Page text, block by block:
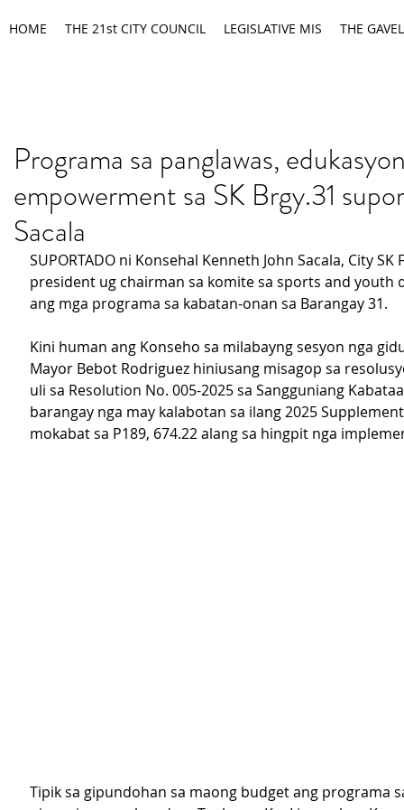
HOME THE 21st CITY COUNCIL LEGISLATIVE MIS THE GAVEL
Programa sa panglawas,
empowerment sa SK Brgy.31
Sacala
SUPORTADO ni Konsehal Kenneth John Sacala, City
president ug chairman sa komite sa sports and youth
ang mga programa sa kabatan-onan sa Barangay 31.
Kini human ang Konseho sa milabayng sesyon nga
Mayor Bebot Rodriguez hiniusang misagop sa
uli sa Resolution No. 005-2025 sa Sangguniang
barangay nga may kalabotan sa ilang 2025
mokabat sa P189, 674.22 alang sa hingpit nga
Tipik sa gipundohan sa maong budget ang programa